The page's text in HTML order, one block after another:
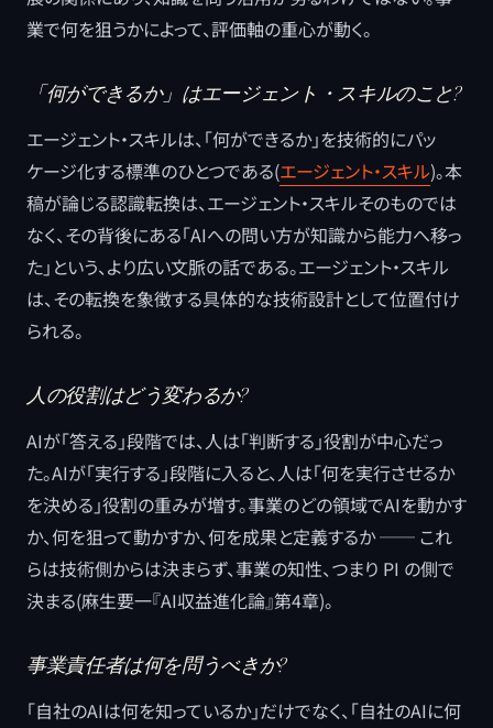
業で何を狙うかによって、評価軸の重心が動く。
「何ができるか」はエージェント・スキルのこと?
エージェント・スキルは、「何ができるか」を技術的にパッ
ケージ化する標準のひとつである(エージェント・スキル)。本
稿が論じる認識転換は、エージェント・スキルそのものでは
なく、その背後にある「AIへの問い方が知識から能力へ移っ
た」という、より広い文脈の話である。エージェント・スキル
は、その転換を象徴する具体的な技術設計として位置付け
られる。
人の役割はどう変わるか?
AIが「答える」段階では、人は「判断する」役割が中心だっ
た。AIが「実行する」段階に入ると、人は「何を実行させるか
を決める」役割の重みが増す。事業のどの領域でAIを動かす
か、何を狙って動かすか、何を成果と定義するか ── これ
らは技術側からは決まらず、事業の知性、つまり PI の側で
決まる(麻生要一『AI収益進化論』第4章)。
事業責任者は何を問うべきか?
「自社のAIは何を知っているか」だけでなく、「自社のAIに何